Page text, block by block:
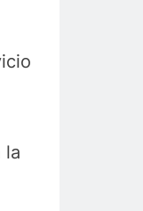
la